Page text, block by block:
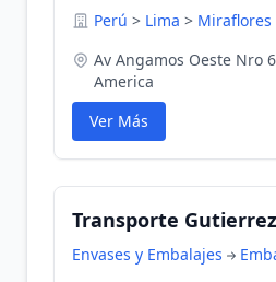
Perú > Lima > Miraflores
Av Angamos Oeste Nro
America
Ver Más
Transporte Gutierrez
Envases y Embalajes